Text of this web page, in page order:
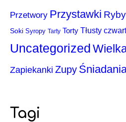
Przetwory Przystawki Ryby
Soki Syropy Tarty Torty Tłusty
Uncategorized
Zapiekanki Zupy
Tagi